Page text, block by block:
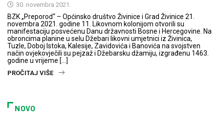
30. novembra 2021.
BZK „Preporod“ – Općinsko društvo Živinice i Grad Živinice 21.
novembra 2021. godine 11. Likovnom kolonijom otvorili su
manifestaciju posvećenu Danu državnosti Bosne i Hercegovine. Na
obroncima planine u selu Džebari likovni umjetnici iz Živinica,
Tuzle, Doboj Istoka, Kalesije, Zavidovića i Banovića na svojstven
način ovjekovječili su pejzaž i Džebarsku džamiju, izgrađenu 1463.
godine u vrijeme […]
PROČITAJ VIŠE
NOVO